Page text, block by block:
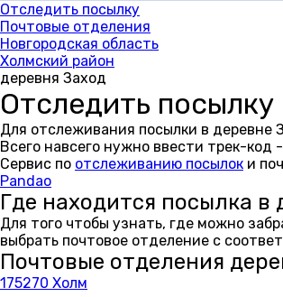
Отследить посылку
Почтовые отделения
Новгородская область
Холмский район
деревня Заход
Отследить
Для отслеживания посылки в деревне
Всего навсего нужно ввести трек-код
Сервис по отслеживанию посылок и
Pandao
Где находится посылка в
Для того чтобы узнать, где можно
выбрать почтовое отделение с
Почтовые отделения
175270 Холм